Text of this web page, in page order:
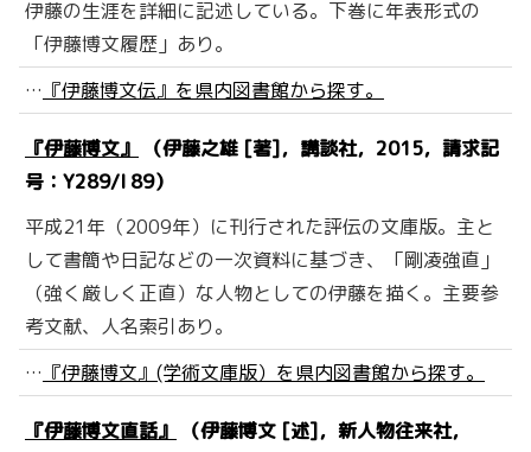
伊藤の生涯を詳細に記述している。下巻に年表形式の
「伊藤博文履歴」あり。
… 『伊藤博文伝』を県内図書館から探す。
『伊藤博文』
（伊藤之雄 [著]，講談社，2015，請求記
号：Y289/I 89）
平成21年（2009年）に刊行された評伝の文庫版。主と
して書簡や日記などの一次資料に基づき、「剛凌強直」
（強く厳しく正直）な人物としての伊藤を描く。主要参
考文献、人名索引あり。
… 『伊藤博文』(学術文庫版）を県内図書館から探す。
『伊藤博文直話』
（伊藤博文 [述]，新人物往来社，